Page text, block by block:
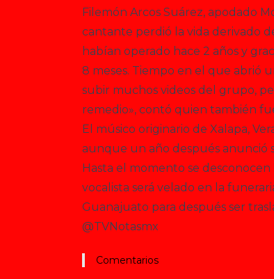
Filemón Arcos Suárez, apodado
cantante perdió la vida derivado
habían operado hace 2 años y
8 meses. Tiempo en el que abrió
subir muchos videos del grupo,
remedio», contó quien también
El músico originario de Xalapa,
aunque un año después anunció
Hasta el momento se desconocen
vocalista será velado en la
Guanajuato para después ser
@TVNotasmx
Comentarios